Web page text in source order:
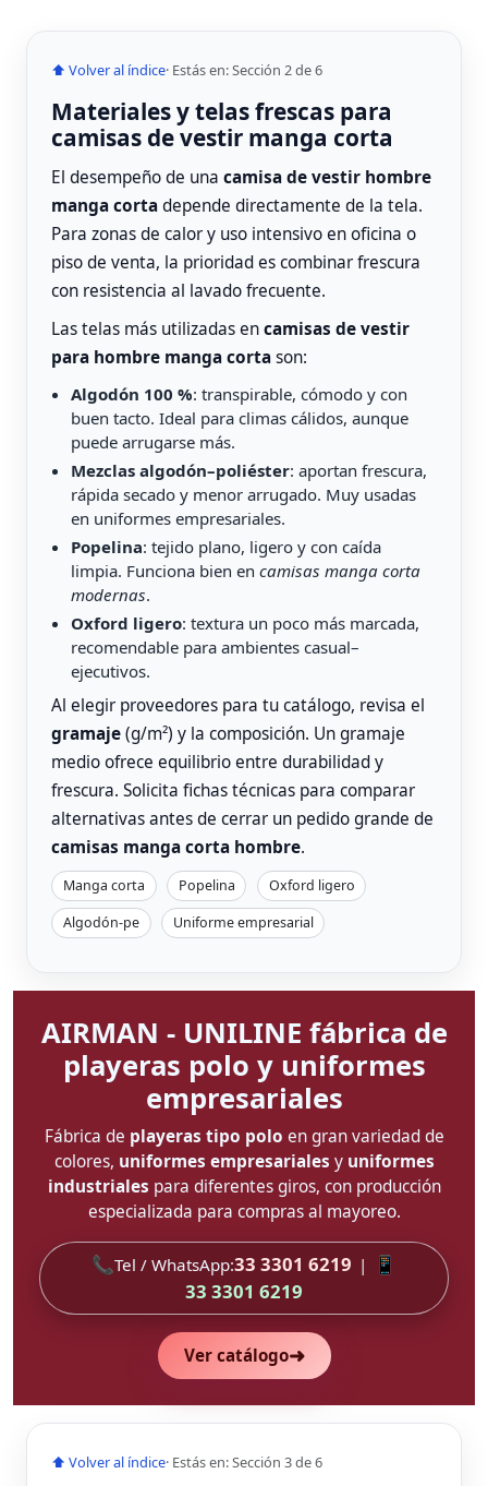
⬆ Volver al índice· Estás en: Sección 2 de 6
Materiales y telas frescas para
camisas de vestir manga corta
El desempeño de unacamisa de vestir hombre
manga cortadepende directamente de la tela.
Para zonas de calor y uso intensivo en oficina o
piso de venta, la prioridad es combinar frescura
con resistencia al lavado frecuente.
Las telas más utilizadas encamisas de vestir
para hombre manga cortason:
Algodón 100 %: transpirable, cómodo y con
buen tacto. Ideal para climas cálidos, aunque
puede arrugarse más.
Mezclas algodón–poliéster: aportan frescura,
rápida secado y menor arrugado. Muy usadas
en uniformes empresariales.
Popelina: tejido plano, ligero y con caída
limpia. Funciona bien en camisas manga corta
modernas.
Oxford ligero: textura un poco más marcada,
recomendable para ambientes casual–
ejecutivos.
Al elegir proveedores para tu catálogo, revisa el
gramaje(g/m²) y la composición. Un gramaje
medio ofrece equilibrio entre durabilidad y
frescura. Solicita fichas técnicas para comparar
alternativas antes de cerrar un pedido grande de
camisas manga corta hombre.
Manga corta Popelina
Oxford ligero
Algodón-pe
Uniforme empresarial
AIRMAN - UNILINE fábrica de
playeras polo y uniformes
empresariales
Fábrica de playeras tipo polo en gran variedad de
colores, uniformes empresariales y uniformes
industriales para diferentes giros, con producción
especializada para compras al mayoreo.
📞Tel / WhatsApp:33 3301 6219 |
📱
33 3301 6219
Ver catálogo➜
⬆ Volver al índice· Estás en: Sección 3 de 6